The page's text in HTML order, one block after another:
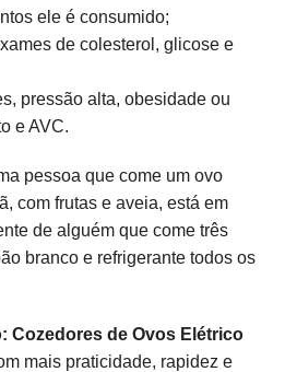
ele é consumido;
de colesterol, glicose e
pressão alta, obesidade ou
e AVC.
pessoa que come um ovo
com frutas e aveia, está em
de alguém que come três
branco e refrigerante todos os
Cozedores de Ovos Elétrico
mais praticidade, rapidez e